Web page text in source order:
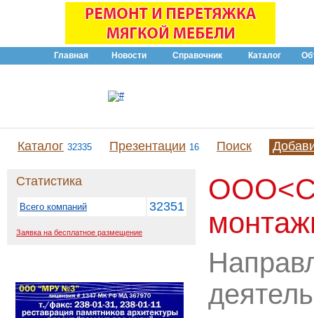
Главная Новости Справочник Каталог
Каталог 32335 Презентации 16 Поиск
Статистика
Всего компаний 32351
Заявка на бесплатное размещение